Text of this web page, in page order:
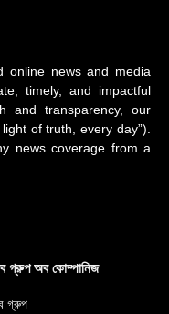
online news and media
timely, and impactful
and transparency, our
light of truth, every day”).
news coverage from a
গ্রুপ অব কোম্পানিজ
গ্রুপ